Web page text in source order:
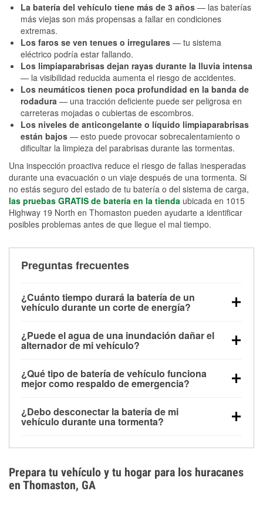
La batería del vehículo tiene más de 3 años — las baterías
más viejas son más propensas a fallar en condiciones
extremas.
Los faros se ven tenues o irregulares — tu sistema
eléctrico podría estar fallando.
Los limpiaparabrisas dejan rayas durante la lluvia intensa
— la visibilidad reducida aumenta el riesgo de accidentes.
Los neumáticos tienen poca profundidad en la banda de
rodadura — una tracción deficiente puede ser peligrosa en
carreteras mojadas o cubiertas de escombros.
Los niveles de anticongelante o líquido limpiaparabrisas
están bajos — esto puede provocar sobrecalentamiento o
dificultar la limpieza del parabrisas durante las tormentas.
Una inspección proactiva reduce el riesgo de fallas inesperadas
durante una evacuación o un viaje después de una tormenta. Si
no estás seguro del estado de tu batería o del sistema de carga,
las pruebas GRATIS de batería en la tienda ubicada en 1015
Highway 19 North en Thomaston pueden ayudarte a identificar
posibles problemas antes de que llegue el mal tiempo.
Preguntas frecuentes
¿Cuánto tiempo durará la batería de un
vehículo durante un corte de energía?
alimentar pequeños accesorios durante un tiempo
limitado, pero el uso repetido sin conducir el vehículo
contar con un equipo de carga de respaldo para
cortes prolongados.
¿Puede el agua de una inundación dañar el
alternador de mi vehículo?
parte baja del compartimento del motor y pueden
dañarse si se sumergen, lo que puede provocar una
días después de la exposición.
¿Qué tipo de batería de vehículo funciona
mejor como respaldo de emergencia?
para aplicaciones de ciclo profundo porque son
selladas, resistentes a las vibraciones y más
¿Debo desconectar la batería de mi
vehículo durante una tormenta?
los daños por inundación. Evitar el agua estancada y
preparar opciones de carga de respaldo son
medidas de protección más efectivas.
Prepara tu vehículo y tu hogar para los huracanes
en Thomaston, GA